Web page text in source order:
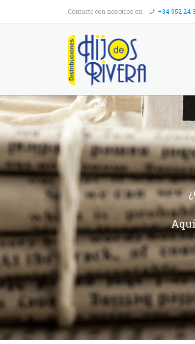
Contacte con nosotros en: +34 952 24